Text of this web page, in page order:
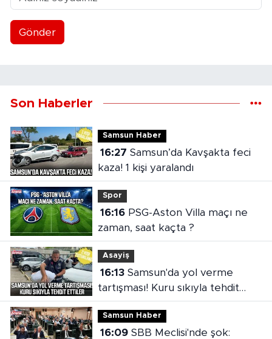
Gönder
Son Haberler
Samsun Haber
16:27
kaza! 1 kişi yaralandı
Spor
16:16PSG-Aston Villa maçı ne
zaman, saat kaçta ?
Asayiş
16:13Samsun'da yol verme
tartışması! Kuru sıkıyla tehdit
ettiler
Samsun Haber
16:09SBB Meclisi'nde şok: